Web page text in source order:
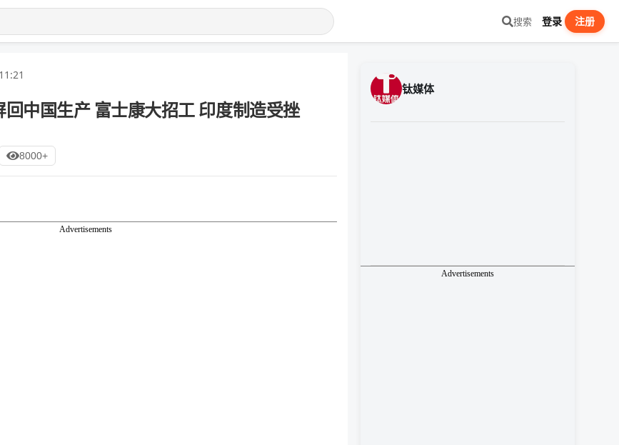
搜索 登录 注册
中国生产 富士康大招工 印度制造受挫
8000+
Advertisements
钛媒体
Advertisements